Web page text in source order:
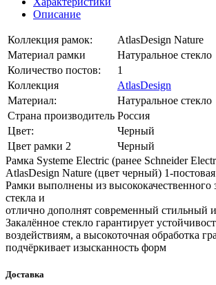
Описание
Коллекция рамок:
AtlasDesign Nature
Материал рамки
Натуральное стекло
Количество постов:
1
Коллекция
AtlasDesign
Материал:
Натуральное стекло
Страна производитель Россия
Цвет:
Черный
Цвет рамки 2
Черный
Рамка Systeme Electric (ранее Schneider
AtlasDesign Nature (цвет черный) 1-постовая
Рамки выполнены из высококачественного
стекла и
отлично дополнят современный стильный
Закалённое стекло гарантирует
воздействиям, а высокоточная обработка
подчёркивает изысканность форм
Доставка